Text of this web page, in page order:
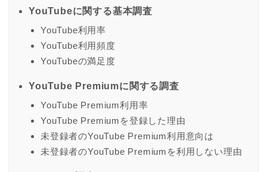
YouTubeに関する基本調査
YouTube利用率
YouTube利用頻度
YouTubeの満足度
YouTube Premiumに関する調査
YouTube Premium利用率
YouTube Premiumを登録した理由
未登録者のYouTube Premium利用意向は
未登録者のYouTube Premiumを利用しない理由